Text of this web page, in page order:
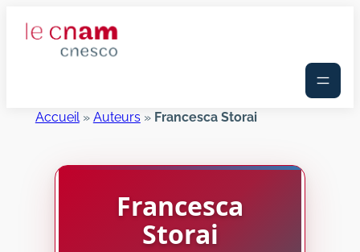
Accueil» Auteurs» Francesca Storai
Francesca
Storai